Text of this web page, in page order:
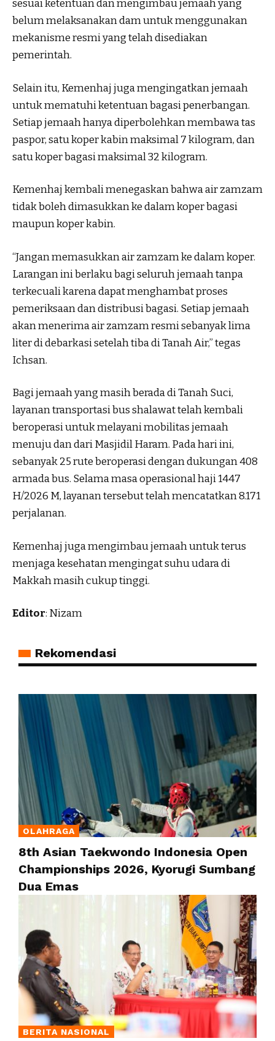
sesuai ketentuan dan mengimbau jemaah yang
belum melaksanakan dam untuk menggunakan
mekanisme resmi yang telah disediakan
pemerintah.
Selain itu, Kemenhaj juga mengingatkan jemaah
untuk mematuhi ketentuan bagasi penerbangan.
Setiap jemaah hanya diperbolehkan membawa tas
paspor, satu koper kabin maksimal 7 kilogram, dan
satu koper bagasi maksimal 32 kilogram.
Kemenhaj kembali menegaskan bahwa air zamzam
tidak boleh dimasukkan ke dalam koper bagasi
maupun koper kabin.
“Jangan memasukkan air zamzam ke dalam koper.
Larangan ini berlaku bagi seluruh jemaah tanpa
terkecuali karena dapat menghambat proses
pemeriksaan dan distribusi bagasi. Setiap jemaah
akan menerima air zamzam resmi sebanyak lima
liter di debarkasi setelah tiba di Tanah Air,” tegas
Ichsan.
Bagi jemaah yang masih berada di Tanah Suci,
layanan transportasi bus shalawat telah kembali
beroperasi untuk melayani mobilitas jemaah
menuju dan dari Masjidil Haram. Pada hari ini,
sebanyak 25 rute beroperasi dengan dukungan 408
armada bus. Selama masa operasional haji 1447
H/2026 M, layanan tersebut telah mencatatkan 8.171
perjalanan.
Kemenhaj juga mengimbau jemaah untuk terus
menjaga kesehatan mengingat suhu udara di
Makkah masih cukup tinggi.
Editor: Nizam
Rekomendasi
OLAHRAGA
8th Asian Taekwondo Indonesia Open
Championships 2026, Kyorugi Sumbang
Dua Emas
BERITA NASIONAL